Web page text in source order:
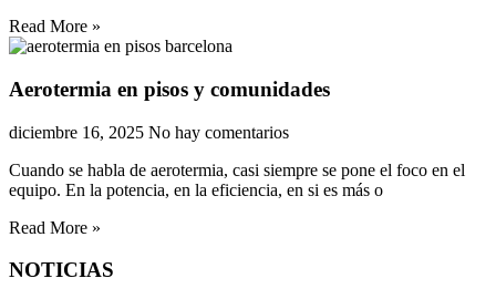
Read More »
Aerotermia en pisos y comunidades
diciembre 16, 2025 No hay comentarios
Cuando se habla de aerotermia, casi siempre se pone el foco en el
equipo. En la potencia, en la eficiencia, en si es más o
Read More »
NOTICIAS